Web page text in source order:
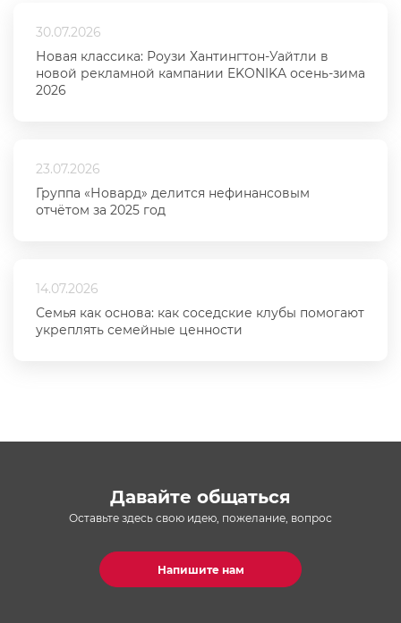
30.07.2026
Новая классика: Роузи Хантингтон-Уайтли в
новой рекламной кампании EKONIKA осень-зима
2026
23.07.2026
Группа «Новард» делится нефинансовым
отчётом за 2025 год
14.07.2026
Семья как основа: как соседские клубы помогают
укреплять семейные ценности
Давайте общаться
Оставьте здесь свою идею, пожелание, вопрос
Напишите нам